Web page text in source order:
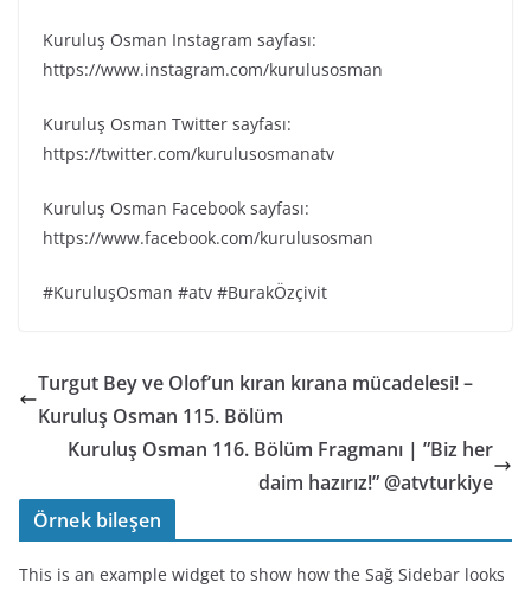
Kuruluş Osman Instagram sayfası:
https://www.instagram.com/kurulusosman
Kuruluş Osman Twitter sayfası:
https://twitter.com/kurulusosmanatv
Kuruluş Osman Facebook sayfası:
https://www.facebook.com/kurulusosman
#KuruluşOsman #atv #BurakÖzçivit
Turgut Bey ve Olof’un kıran kırana mücadelesi! –
Kuruluş Osman 115. Bölüm
Kuruluş Osman 116. Bölüm Fragmanı | ”Biz her
daim hazırız!” @atvturkiye
Örnek bileşen
This is an example widget to show how the Sağ Sidebar looks